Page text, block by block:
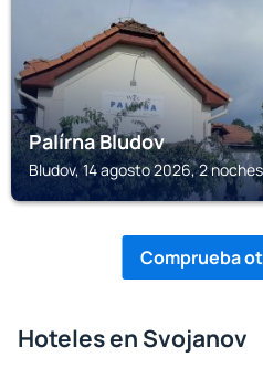
Palírna Bludov
Bludov, 14 agosto 2026, 2 noches
Comprueba
Hoteles en Svojanov